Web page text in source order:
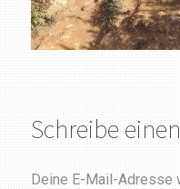
Schreibe
Deine E-Mail-Adresse